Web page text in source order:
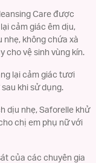
Care được
cảm giác êm dịu,
nhẹ, không chứa xà
cho vệ sinh vùng kín.
lại cảm giác tươi
khi sử dụng.
dịu nhẹ, Saforelle khử
chị em phụ nữ với
của các chuyên gia